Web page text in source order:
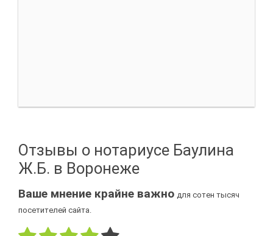
Отзывы о нотариусе Баулина
Ж.Б. в Воронеже
Ваше мнение крайне важно для сотен тысяч
посетителей сайта.